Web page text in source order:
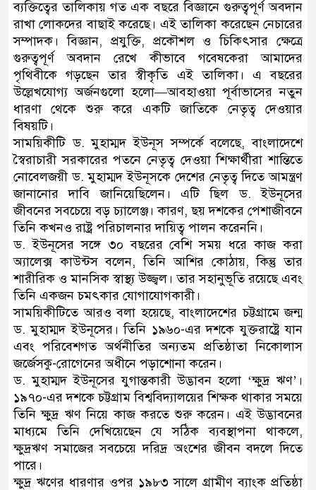
ব্যক্তিত্বের তালিকায় গত এক বছরে বিজ্ঞানে গুরুত্বপূর্ণ অবদান
রাখা লোকদের বাছাই করেছে। এই তালিকা করেছেন নেচারের
সম্পাদক। বিজ্ঞান, প্রযুক্তি, প্রকৌশল ও চিকিৎসার ক্ষেত্রে
গুরুত্বপূর্ণ অবদান রেখে কীভাবে গবেষকেরা আমাদের
পৃথিবীকে গড়ছেন তার স্বীকৃতি এই তালিকা। এ বছরের
উল্লেখযোগ্য অর্জনগুলো হলো—আবহাওয়া পূর্বাভাসের নতুন
ধারণা থেকে শুরু করে একটি জাতিকে নেতৃত্ব দেওয়ার
বিষয়টি।
সাময়িকীটি ড. মুহাম্মদ ইউনূস সম্পর্কে বলেছে, বাংলাদেশে
স্বৈরাচারী সরকারের পতনে নেতৃত্ব দেওয়া শিক্ষার্থীরা শান্তিতে
নোবেলজয়ী ড. মুহাম্মদ ইউনূসকে দেশের নেতৃত্ব দিতে আমন্ত্রণ
জানানোর দাবি জানিয়েছিলেন। এটি ছিল ড. ইউনূসের
জীবনের সবচেয়ে বড় চ্যালেঞ্জ। কারণ, ছয় দশকের পেশাজীবনে
তিনি কখনও রাষ্ট্র পরিচালনার দায়িত্ব পালন করেননি।
ড. ইউনূসের সঙ্গে ৩০ বছরের বেশি সময় ধরে কাজ করা
অ্যালেক্স কাউন্টস বলেন, তিনি আশির কোঠায়, কিন্তু তার
শারীরিক ও মানসিক স্বাস্থ্য উজ্জ্বল। তার সহানুভূতি রয়েছে এবং
তিনি একজন চমৎকার যোগাযোগকারী।
সাময়িকীটিতে আরও বলা হয়েছে, বাংলাদেশের চট্টগ্রামে জন্ম
ড. মুহাম্মদ ইউনূসের। তিনি ১৯৬০-এর দশকে যুক্তরাষ্ট্রে যান
এবং পরিবেশগত অর্থনীতির অন্যতম প্রতিষ্ঠাতা নিকোলাস
জর্জেসকু-রোগেনের অধীনে পড়াশোনা করেন।
ড. মুহাম্মদ ইউনূসের যুগান্তকারী উদ্ভাবন হলো ‘ক্ষুদ্র ঋণ’।
১৯৭০-এর দশকে চট্টগ্রাম বিশ্ববিদ্যালয়ের শিক্ষক থাকার সময়ে
তিনি ক্ষুদ্র ঋণ নিয়ে কাজ করতে শুরু করেন। এই উদ্ভাবনের
মাধ্যমে তিনি দেখিয়েছেন যে সঠিক ব্যবস্থাপনা থাকলে,
ক্ষুদ্রঋণ সমাজের সবচেয়ে দরিদ্র অংশের জীবন বদলে দিতে
পারে।
ক্ষুদ্র ঋণের ধারণার ওপর ১৯৮৩ সালে গ্রামীণ ব্যাংক প্রতিষ্ঠা